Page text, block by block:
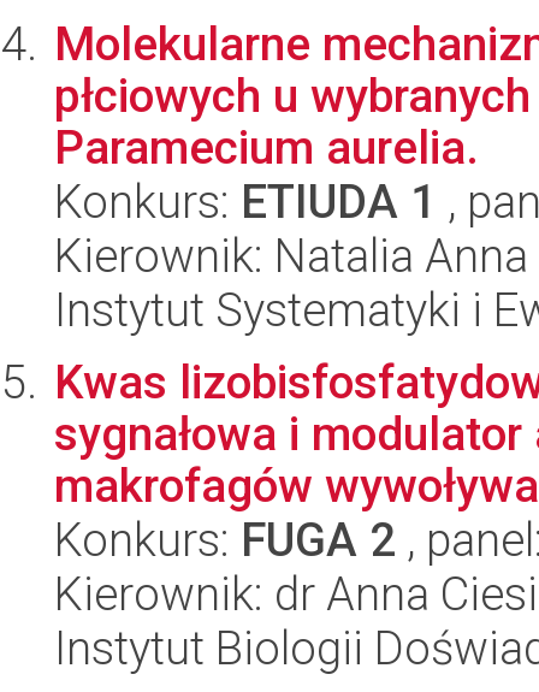
Molekularne
płciowych u
Paramecium aurelia.
Konkurs: ETIUDA 1 ,
Kierownik: Natalia
Instytut Systematyki i
Kwas
sygnałowa i
makrofagów
Konkurs: FUGA 2 ,
Kierownik: dr Anna
Instytut Biologii